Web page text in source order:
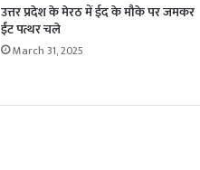
उत्तर प्रदेश के मेरठ में ईद के मौके पर जमकर
ईंट पत्थर चले
March 31, 2025